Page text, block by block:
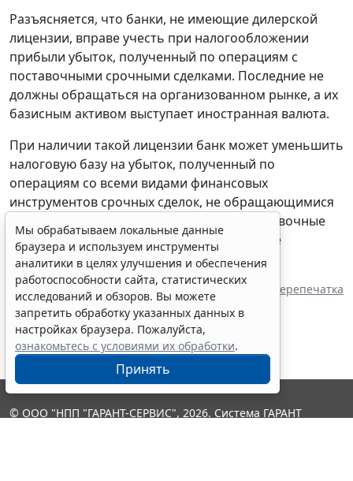
Разъясняется, что банки, не имеющие дилерской
лицензии, вправе учесть при налогообложении
прибыли убыток, полученный по операциям с
поставочными срочными сделками. Последние не
должны обращаться на организованном рынке, а их
базисным активом выступает иностранная валюта.
При наличии такой лицензии банк может уменьшить
налоговую базу на убыток, полученный по
операциям со всеми видами финансовых
инструментов срочных сделок, не обращающимися
на организованном рынке. Это в т. ч. поставочные
срочные сделки с базисным активом в виде
иностранной валюты.
Источник: ИА "ГАРАНТ" Перепечатка
Мы обрабатываем локальные данные
браузера и используем инструменты
аналитики в целях улучшения и обеспечения
работоспособности сайта, статистических
исследований и обзоров. Вы можете
запретить обработку указанных данных в
настройках браузера. Пожалуйста,
ознакомьтесь с условиями их обработки.
Принять
© ООО "НПП "ГАРАНТ-СЕРВИС", 2026. Система ГАРАНТ